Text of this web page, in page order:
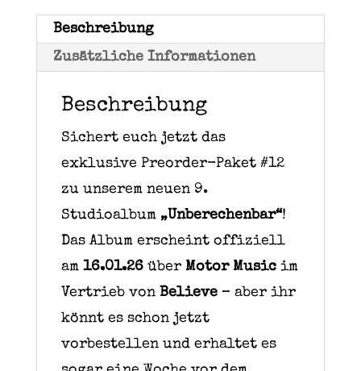
Shirt
+
Zipjacke
Menge
Beschreibung
Zusätzliche Informationen
Beschreibung
Sichert euch jetzt das
exklusive Preorder-Paket #12
zu unserem neuen 9.
Studioalbum „Unberechenbar“!
Das Album erscheint offiziell
am 16.01.26über Motor Musicim
Vertrieb von Believe– aber ihr
könnt es schon jetzt
vorbestellen und erhaltet es